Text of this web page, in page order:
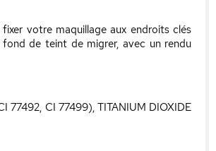
votre maquillage aux endroits clés
de teint de migrer, avec un rendu
77492, CI 77499), TITANIUM DIOXIDE